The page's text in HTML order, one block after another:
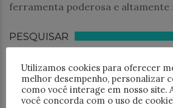
ferramenta poderosa e altamente
PESQUISAR
TREINAMENTO
Utilizamos cookies para oferecer
melhor desempenho, personalizar
como você interage em nosso site.
você concorda com o uso de